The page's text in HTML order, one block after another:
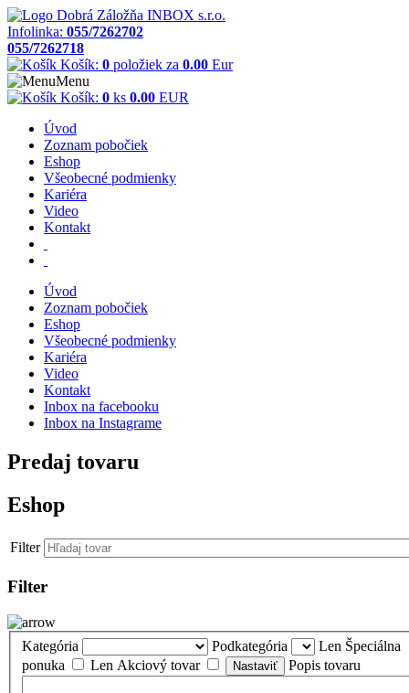
Infolinka: 055/7262702
055/7262718
Košík: 0 položiek za 0.00 Eur
Menu
Košík: 0 ks 0.00 EUR
Úvod
Zoznam pobočiek
Eshop
Všeobecné podmienky
Kariéra
Video
Kontakt
Úvod
Zoznam pobočiek
Eshop
Všeobecné podmienky
Kariéra
Video
Kontakt
Inbox na facebooku
Inbox na Instagrame
Predaj tovaru
Eshop
Filter
Filter
Kategória Podkategória
Len Špeciálna
ponuka
Len Akciový tovar Popis tovaru